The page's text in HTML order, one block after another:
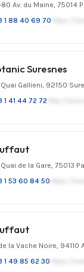
Av. du Maine, 75014
1 88 40 69 70
Suresnes
Gallieni, 92150
1 41 44 72 72
de la Gare, 75013
1 53 60 84 50
la Vache Noire, 94110
1 49 85 62 30